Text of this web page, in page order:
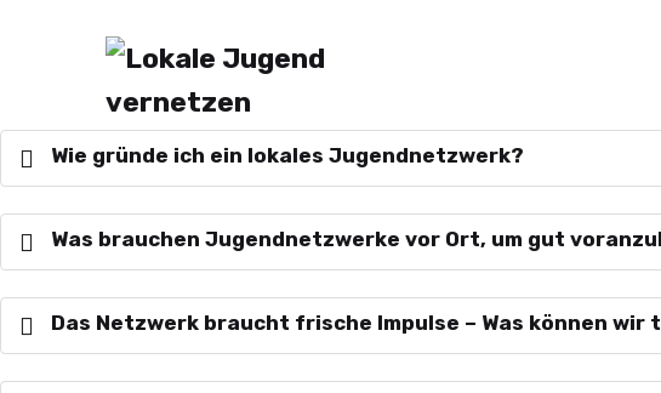
Wie gründe ich ein lokales Jugendnetzwerk?
Was brauchen Jugendnetzwerke vor Ort, um gut
Das Netzwerk braucht frische Impulse – Was können wir